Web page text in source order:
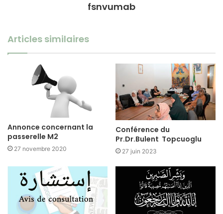
fsnvumab
Articles similaires
Annonce concernant la
passerelle M2
27 novembre 2020
Conférence du
Pr.Dr.Bulent Topcuoglu
27 juin 2023